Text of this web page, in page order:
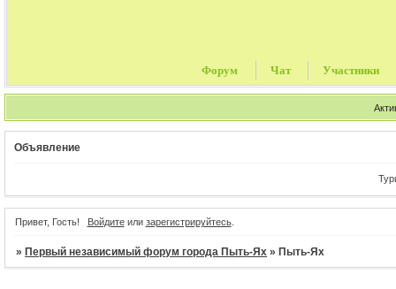
Форум Чат Участники
Объявление
Привет, Гость! Войдитеили зарегистрируйтесь.
»Первый независимый форум города Пыть-Ях »Пыть-Ях